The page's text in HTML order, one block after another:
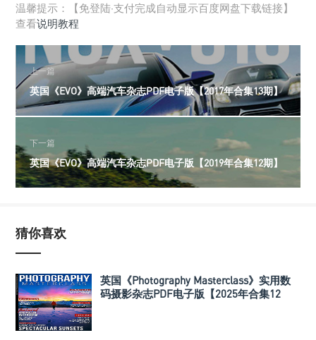
温馨提示：【免登陆·支付完成自动显示百度网盘下载链接】
查看说明教程
上一篇
英国《EVO》高端汽车杂志PDF电子版【2017年合集13期】
下一篇
英国《EVO》高端汽车杂志PDF电子版【2019年合集12期】
猜你喜欢
英国《Photography Masterclass》实用数
码摄影杂志PDF电子版【2025年合集12